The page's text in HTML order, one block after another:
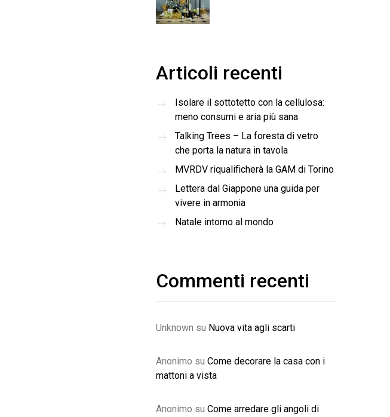
Articoli recenti
Isolare il sottotetto con la cellulosa:
meno consumi e aria più sana
Talking Trees – La foresta di vetro
che porta la natura in tavola
MVRDV riqualificherà la GAM di Torino
Lettera dal Giappone una guida per
vivere in armonia
Natale intorno al mondo
Commenti recenti
Unknown su Nuova vita agli scarti
Anonimo su Come decorare la casa con i
mattoni a vista
Anonimo su Come arredare gli angoli di